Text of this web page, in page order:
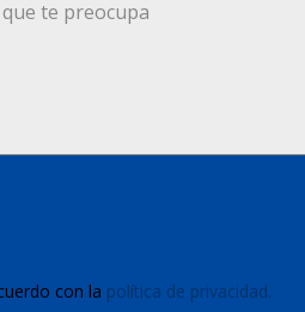
con la política de privacidad.